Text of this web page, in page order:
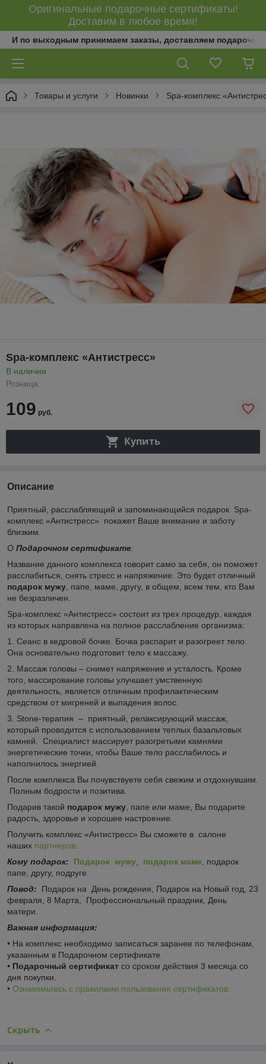
Оригинальные подарочные сертификаты!
Доставим в любое время!
И по выходным принимаем заказы, доставляем
Товары и услуги Новинки Spa-комплекс
Spa-комплекс «Антистресс»
В наличии
Розница
109 руб.
Купить
Описание
Приятный, расслабляющий и запоминающийся подарок Spa-
комплекс «Антистресс» покажет Ваше внимание и заботу
близким.
О Подарочном сертификате:
Название данного комплекса говорит само за себя, он поможет
расслабиться, снять стресс и напряжение. Это будет отличный
подарок мужу , папе, маме, другу, в общем, всем тем, кто Вам
не безразличен.
Spa-комплекс «Антистресс» состоит из трех процедур, каждая
из которых направлена на полное расслабление организма:
1. Сеанс в кедровой бочке. Бочка распарит и разогреет тело.
Она основательно подготовит тело к массажу.
2. Массаж головы – снимет напряжение и усталость. Кроме
того, массирование головы улучшает умственную
деятельность, является отличным профилактическим
средством от мигреней и выпадения волос.
3. Stone-терапия – приятный, релаксирующий массаж,
который проводится с использованием теплых базальтовых
камней. Специалист массирует разогретыми камнями
энергетические точки, чтобы Ваше тело расслабилось и
наполнилось энергией.
После комплекса Вы почувствуете себя свежим и отдохнувшим.
Полным бодрости и позитива.
Подарив такой подарок мужу , папе или маме, Вы подарите
радость, здоровье и хорошее настроение.
Получить комплекс «Антистресс» Вы сможете в салоне
наших партнеров
Кому подарок:
Подарок мужу подарок маме , подарок
папе, другу, подруге.
Повод: Подарок на День рождения, Подарок на Новый год, 23
февраля, 8 Марта, Профессиональный праздник, День
матери.
Важная информация:
• На комплекс необходимо записаться заранее по телефонам,
указанным в Подарочном сертификате.
• Подарочный сертификат со сроком действия 3 месяца со
дня покупки.
• Ознакомьтесь с правилами пользования сертификатов.
Скрыть